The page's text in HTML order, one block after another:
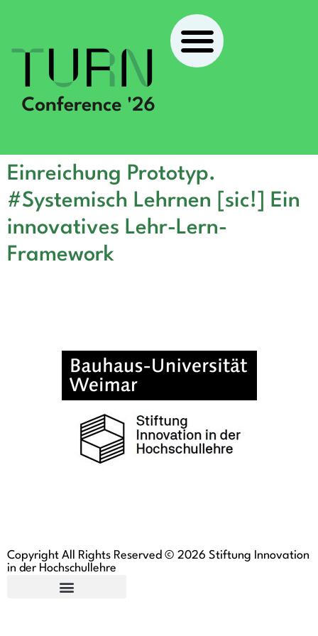
Einreichung Prototyp.
#Systemisch Lehrnen [sic!] Ein
innovatives Lehr-Lern-
Framework
Copyright All Rights Reserved © 2026 Stiftung Innovation
in der Hochschullehre